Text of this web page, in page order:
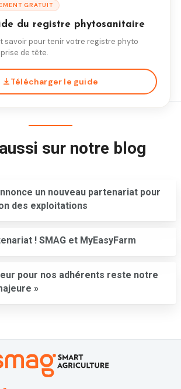
GRATUIT
du registre phytosanitaire
savoir pour tenir votre registre phyto
de tête.
Télécharger le guide
sur notre blog
un nouveau partenariat pour
des exploitations
! SMAG et MyEasyFarm
pour nos adhérents reste notre
»